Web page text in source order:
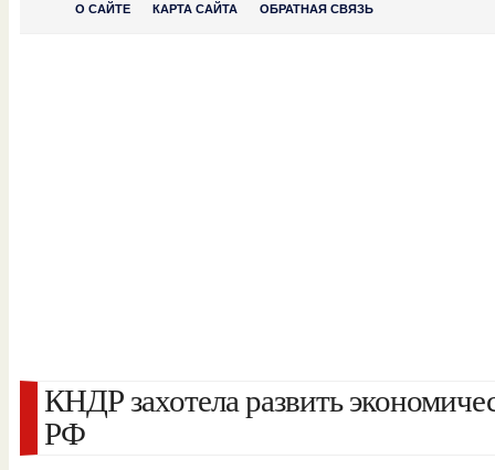
О САЙТЕ КАРТА САЙТА ОБРАТНАЯ СВЯЗЬ
КНДР захотела развить
РФ